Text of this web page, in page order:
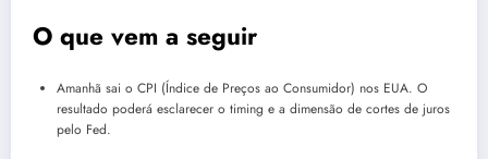
O que vem a seguir
Amanhã sai o CPI (Índice de Preços ao Consumidor) nos EUA. O
resultado poderá esclarecer o timing e a dimensão de cortes de juros
pelo Fed.